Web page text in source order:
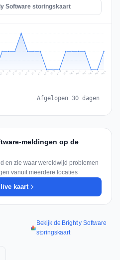
Software storingskaart
Jul 21 Jul 22 Jul 23 Jul 24 Jul 25 Jul 26 Jul 27 Jul 28 Jul 29 Jul 30 Jul 31 Aug 1 Aug 2 Aug 3 Aug 4 Aug 5 Aug 6
Afgelopen 30 dagen
meldingen op de
en zie waar wereldwijd problemen
vanuit meerdere locaties
kaart
Bekijk de Brightly Software
storingskaart